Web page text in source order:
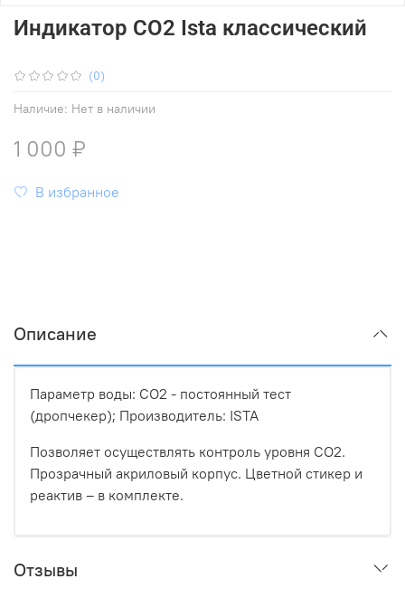
(0)
Наличие: Нет в наличии
Индикатор СО2 Ista классический
1 000 ₽
В избранное
Описание
Параметр воды: CO2 - постоянный тест
(дропчекер); Производитель: ISTA
Позволяет осуществлять контроль уровня СО2.
Прозрачный акриловый корпус. Цветной стикер и
реактив – в комплекте.
Отзывы